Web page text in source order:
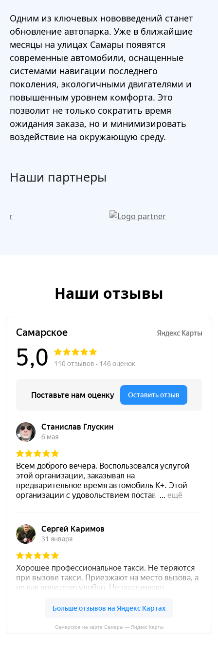
Одним из ключевых нововведений станет
обновление автопарка. Уже в ближайшие
месяцы на улицах Самары появятся
современные автомобили, оснащенные
системами навигации последнего
поколения, экологичными двигателями и
повышенным уровнем комфорта. Это
позволит не только сократить время
ожидания заказа, но и минимизировать
воздействие на окружающую среду.
Наши партнеры
Наши отзывы
Самарское на карте Самары — Яндекс Карты